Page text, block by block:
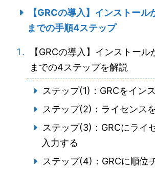
【GRCの導入】インストール
までの手順4ステップ
【GRCの導入】インストー
までの4ステップを解説
ステップ(1)：GRCをイン
ステップ(2)：ライセンス
ステップ(3)：GRCにライ
入力する
ステップ(4)：GRCに順位